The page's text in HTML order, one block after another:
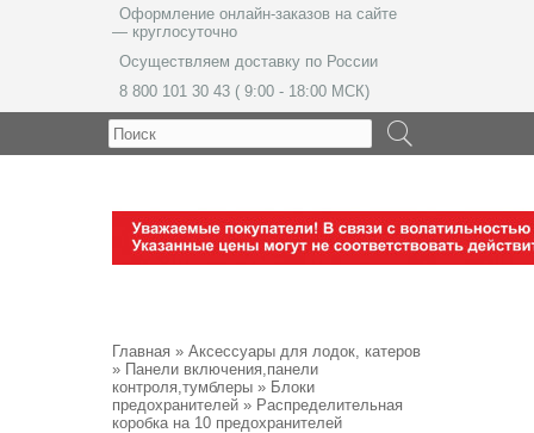
Оформление онлайн-заказов на сайте
— круглосуточно
Осуществляем доставку по России
8 800 101 30 43 ( 9:00 - 18:00 МСК)
Главная » Аксессуары для лодок, катеров
» Панели включения,панели
контроля,тумблеры » Блоки
предохранителей » Распределительная
коробка на 10 предохранителей